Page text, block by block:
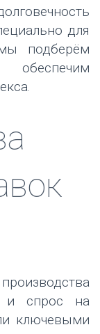
для
подберём
и спрос на
ключевыми